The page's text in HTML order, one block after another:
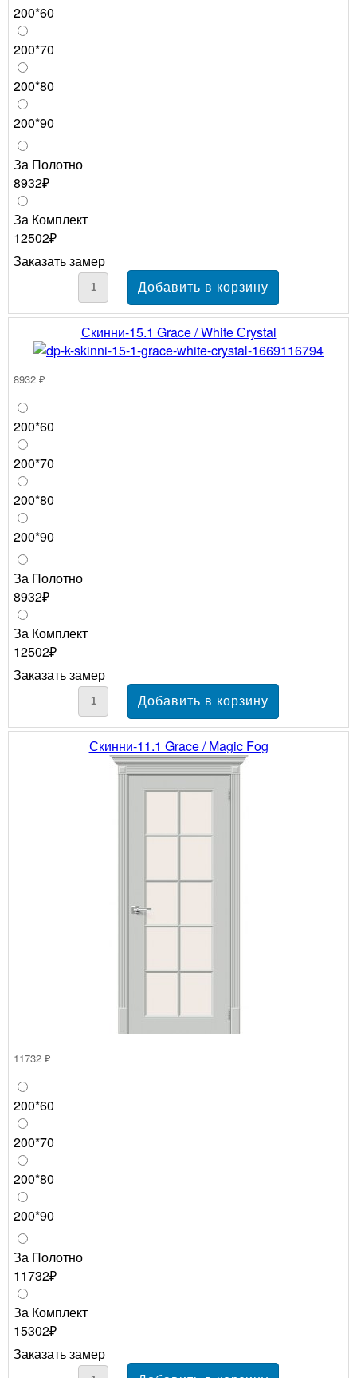
200*60
200*70
200*80
200*90
За Полотно
8932₽
За Комплект
12502₽
Заказать замер
Скинни-15.1 Grace / White Сrystal
8932 ₽
200*60
200*70
200*80
200*90
За Полотно
8932₽
За Комплект
12502₽
Заказать замер
Скинни-11.1 Grace / Magic Fog
11732 ₽
200*60
200*70
200*80
200*90
За Полотно
11732₽
За Комплект
15302₽
Заказать замер